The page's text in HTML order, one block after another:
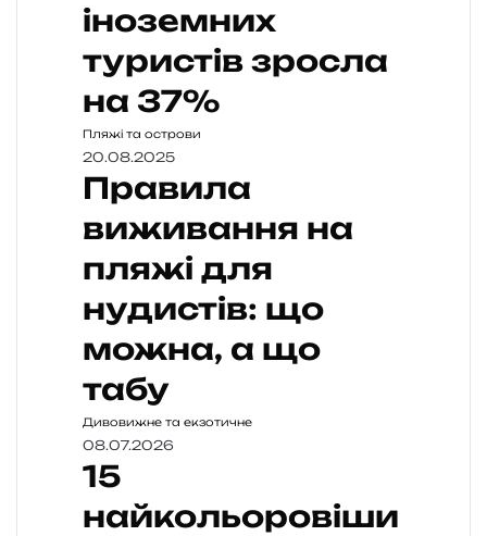
іноземних
туристів зросла
на 37%
Пляжі та острови
20.08.2025
Правила
виживання на
пляжі для
нудистів: що
можна, а що
табу
Дивовижне та екзотичне
08.07.2026
15
найкольоровіши